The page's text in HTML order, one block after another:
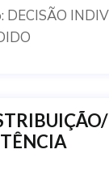
DECISÃO